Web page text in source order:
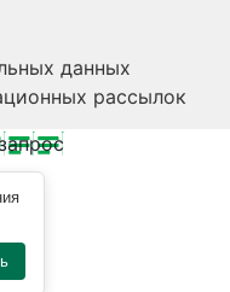
данных
рассылок